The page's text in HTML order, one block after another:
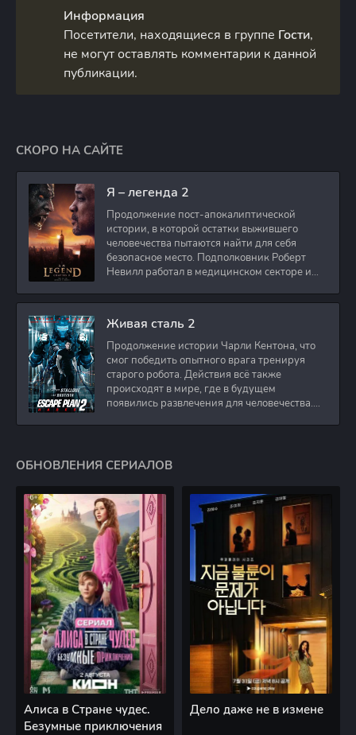
Информация
Посетители, находящиеся в группе Гости,
не могут оставлять комментарии к данной
публикации.
СКОРО НА САЙТЕ
Я – легенда 2
Продолжение пост-апокалиптической
истории, в которой остатки выжившего
человечества пытаются найти для себя
безопасное место. Подполковник Роберт
Невилл работал в медицинском секторе и
Живая сталь 2
Продолжение истории Чарли Кентона, что
смог победить опытного врага тренируя
старого робота. Действия всё также
происходят в мире, где в будущем
появились развлечения для человечества.
ОБНОВЛЕНИЯ СЕРИАЛОВ
Алиса в Стране чудес.
Безумные приключения
Дело даже не в измене